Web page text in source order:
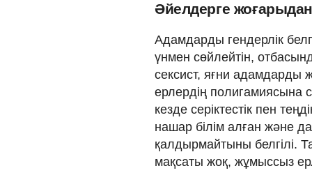
Әйелдерге
Адамдарды гендерлік
үнмен сөйлейтін,
сексист, яғни адамдарды
ерлердің полигамиясына
кезде серіктестік пен
нашар білім алған және
қалдырмайтыны белгілі.
мақсаты жоқ, жұмыссыз